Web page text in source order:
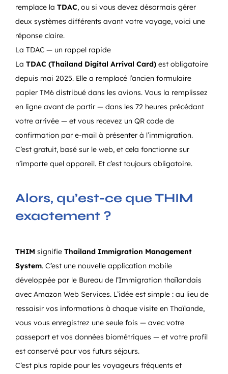
remplace la TDAC, ou si vous devez désormais gérer
deux systèmes différents avant votre voyage, voici une
réponse claire.
La TDAC — un rappel rapide
La TDAC (Thailand Digital Arrival Card) est obligatoire
depuis mai 2025. Elle a remplacé l’ancien formulaire
papier TM6 distribué dans les avions. Vous la remplissez
en ligne avant de partir — dans les 72 heures précédant
votre arrivée — et vous recevez un QR code de
confirmation par e-mail à présenter à l’immigration.
C’est gratuit, basé sur le web, et cela fonctionne sur
n’importe quel appareil. Et c’est toujours obligatoire.
Alors, qu’est-ce que THIM
exactement ?
THIM signifie Thailand Immigration Management
System. C’est une nouvelle application mobile
développée par le Bureau de l’Immigration thaïlandais
avec Amazon Web Services. L’idée est simple : au lieu de
ressaisir vos informations à chaque visite en Thaïlande,
vous vous enregistrez une seule fois — avec votre
passeport et vos données biométriques — et votre profil
est conservé pour vos futurs séjours.
C’est plus rapide pour les voyageurs fréquents et